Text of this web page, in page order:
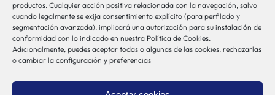
productos. Cualquier acción positiva relacionada con la navegación, salvo
cuando legalmente se exija consentimiento explícito (para perfilado y
segmentación avanzada), implicará una autorización para su instalación de
conformidad con lo indicado en nuestra Política de Cookies.
Adicionalmente, puedes aceptar todas o algunas de las cookies, rechazarlas
o cambiar la configuración y preferencias
Otros Enlaces
Osakidetza